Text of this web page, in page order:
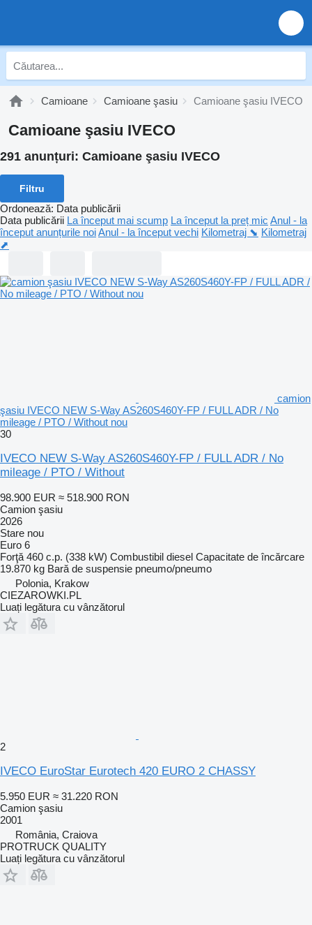
Camioane Camioane şasiu Camioane şasiu IVECO
Camioane şasiu IVECO
291 anunțuri: Camioane şasiu IVECO
Filtru
Ordonează: Data publicării
Data publicării La început mai scump La început la preț mic Anul - la
început anunțurile noiAnul - la început vechi Kilometraj ⬊ Kilometraj
⬈
camion
şasiu IVECO NEW S-Way AS260S460Y-FP / FULL ADR / No
mileage / PTO / Without nou
30
IVECO NEW S-Way AS260S460Y-FP / FULL ADR / No
mileage / PTO / Without
98.900 EUR ≈ 518.900 RON
Camion şasiu
2026
Stare nou
Euro 6
Forţă 460 c.p. (338 kW) Combustibil diesel Capacitate de încărcare
19.870 kg Bară de suspensie pneumo/pneumo
Polonia, Krakow
CIEZAROWKI.PL
Luați legătura cu vânzătorul
2
IVECO EuroStar Eurotech 420 EURO 2 CHASSY
5.950 EUR ≈ 31.220 RON
Camion şasiu
2001
România, Craiova
PROTRUCK QUALITY
Luați legătura cu vânzătorul